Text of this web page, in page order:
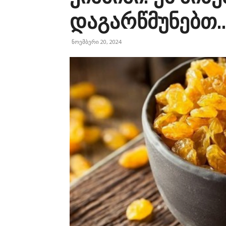
დაგარწმუნებთ..
ნოემბერი 20, 2024